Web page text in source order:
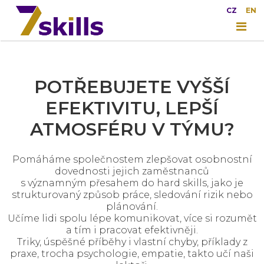
CZ EN
POTŘEBUJETE VYŠŠÍ
EFEKTIVITU, LEPŠÍ
ATMOSFÉRU V TÝMU?
Pomáháme společnostem zlepšovat osobnostní
dovednosti jejich zaměstnanců
s významným přesahem do hard skills, jako je
strukturovaný způsob práce, sledování rizik nebo
plánování.
Učíme lidi spolu lépe komunikovat, více si rozumět
a tím i pracovat efektivněji.
Triky, úspěšné příběhy i vlastní chyby, příklady z
praxe, trocha psychologie, empatie, takto učí naši